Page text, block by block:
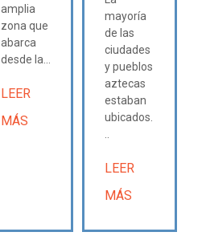
amplia
zona que
abarca
desde la...
LEER
MÁS
mayoría
de las
ciudades
y pueblos
aztecas
estaban
ubicados.
LEER
MÁS